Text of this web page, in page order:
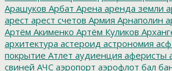
Арашуков Арбат Арена аренда земли
арест арест счетов Армия Арнаполин
Артём Акименко Артём Куликов
архитектура астероид астрономия
покрытие Атлет аудиенция аферисты
свиней АЧС аэропорт аэрофлот бал